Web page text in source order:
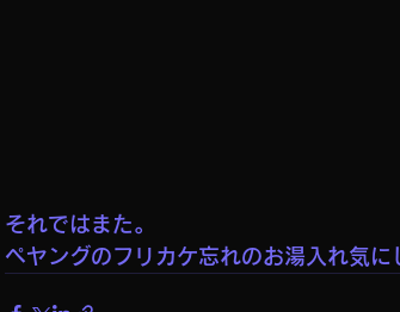
それではまた。
ペヤングのフリカケ忘れのお湯入れ気に